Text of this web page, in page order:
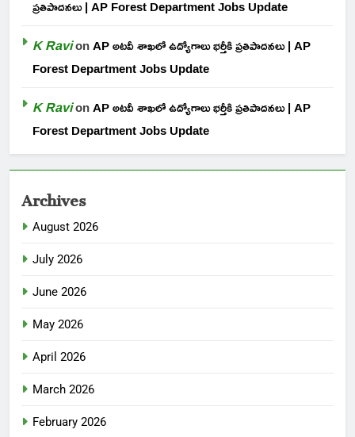
ప్రతిపాదనలు | AP Forest Department Jobs Update
K RavionAP అటవీ శాఖలో ఉద్యోగాలు భర్తీకి ప్రతిపాదనలు | AP
Forest Department Jobs Update
K RavionAP అటవీ శాఖలో ఉద్యోగాలు భర్తీకి ప్రతిపాదనలు | AP
Forest Department Jobs Update
Archives
August 2026
July 2026
June 2026
May 2026
April 2026
March 2026
February 2026